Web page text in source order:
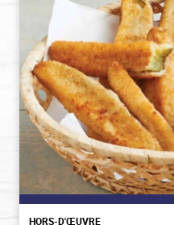
HORS-D'ŒUVRE